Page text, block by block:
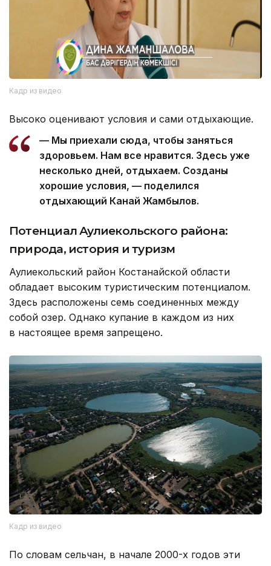
Кадр из видео
Высоко оценивают условия и сами отдыхающие.
— Мы приехали сюда, чтобы заняться
здоровьем. Нам все нравится. Здесь уже
несколько дней, отдыхаем. Созданы
хорошие условия, — поделился
отдыхающий Канай Жамбылов.
Потенциал Аулиекольского района:
природа, история и туризм
Аулиекольский район Костанайской области
обладает высоким туристическим потенциалом.
Здесь расположены семь соединенных между
собой озер. Однако купание в каждом из них
в настоящее время запрещено.
Кадр из видео
По словам сельчан, в начале 2000-х годов эти